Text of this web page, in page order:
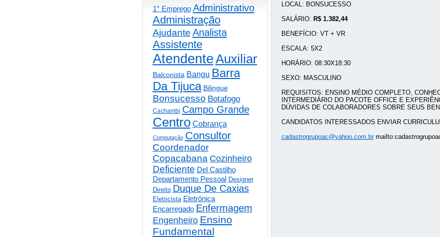
LOCAL: BONSUCESSO
SALÁRIO: R$ 1.382,44
BENEFÍCIO: VT + VR
ESCALA: 5X2
HORÁRIO: 08:30X18:30
SEXO: MASCULINO
REQUISITOS: ENSINO MÉDIO COMPLETO,
INTERMEDIÁRIO DO PACOTE OFFICE E
DÚVIDAS DE COLABORADORES SOBRE SEUS
CANDIDATOS INTERESSADOS ENVIAR
cadastrogrupoac@yahoo.com.br
1° Emprego Administrativo
Administração
Ajudante Analista
Assistente
AtendenteAuxiliar
Balconista Bangu Barra
Da Tijuca Bilingue
Bonsucesso Botafogo
Cachambi Campo Grande
Centro Cobrança
Computação Consultor
Coordenador
Copacabana Cozinheiro
Deficiente Del Castilho
Departamento Pessoal Designer
Direito Duque De Caxias
Eletricista Eletrônica
Encarregado Enfermagem
Engenheiro Ensino
Fundamental